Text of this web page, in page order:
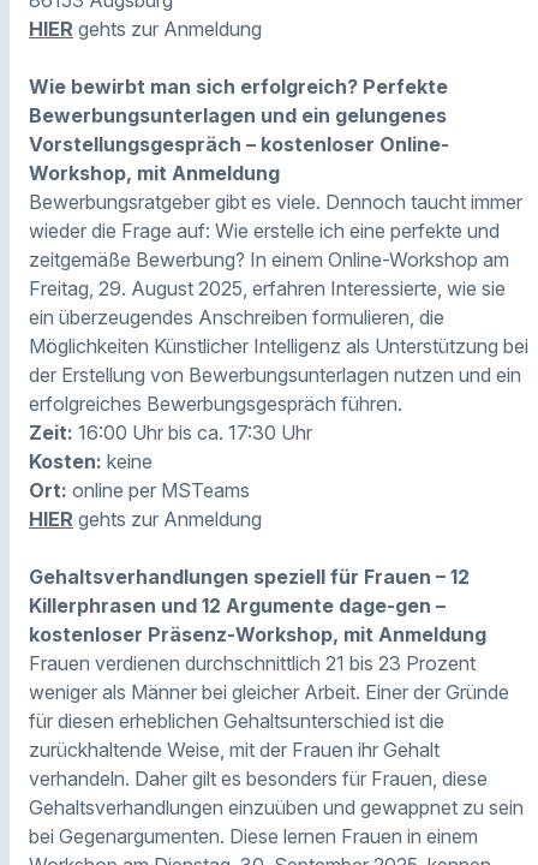
HIER gehts zur Anmeldung
Wie bewirbt man sich erfolgreich? Perfekte
Bewerbungsunterlagen und ein gelungenes
Vorstellungsgespräch – kostenloser Online-
Workshop, mit Anmeldung
Bewerbungsratgeber gibt es viele. Dennoch taucht immer
wieder die Frage auf: Wie erstelle ich eine perfekte und
zeitgemäße Bewerbung? In einem Online-Workshop am
Freitag, 29. August 2025, erfahren Interessierte, wie sie
ein überzeugendes Anschreiben formulieren, die
Möglichkeiten Künstlicher Intelligenz als Unterstützung bei
der Erstellung von Bewerbungsunterlagen nutzen und ein
erfolgreiches Bewerbungsgespräch führen.
Zeit: 16:00 Uhr bis ca. 17:30 Uhr
Kosten: keine
Ort: online per MSTeams
HIER gehts zur Anmeldung
Gehaltsverhandlungen speziell für Frauen – 12
Killerphrasen und 12 Argumente dage-gen –
kostenloser Präsenz-Workshop, mit Anmeldung
Frauen verdienen durchschnittlich 21 bis 23 Prozent
weniger als Männer bei gleicher Arbeit. Einer der Gründe
für diesen erheblichen Gehaltsunterschied ist die
zurückhaltende Weise, mit der Frauen ihr Gehalt
verhandeln. Daher gilt es besonders für Frauen, diese
Gehaltsverhandlungen einzuüben und gewappnet zu sein
bei Gegenargumenten. Diese lernen Frauen in einem